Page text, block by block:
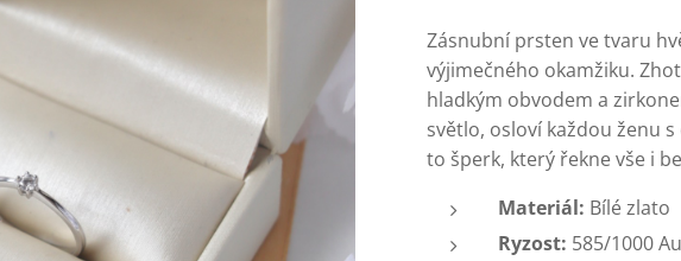
Zásnubní prsten ve tvaru
výjimečného okamžiku.
hladkým obvodem a
světlo, osloví každou ženu
to šperk, který řekne vše i
Materiál: Bílé zlato
Ryzost: 585/1000